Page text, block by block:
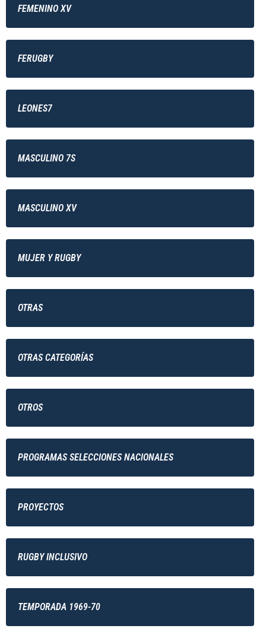
FEMENINO XV
FERUGBY
LEONES7
MASCULINO 7S
MASCULINO XV
MUJER Y RUGBY
OTRAS
OTRAS CATEGORÍAS
OTROS
PROGRAMAS SELECCIONES NACIONALES
PROYECTOS
RUGBY INCLUSIVO
TEMPORADA 1969-70